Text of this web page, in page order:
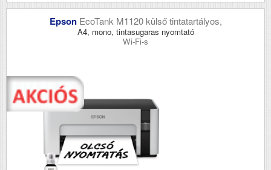
Epson EcoTank M1120 külső tintatartályos,
A4, mono, tintasugaras nyomtató
Wi-Fi-s